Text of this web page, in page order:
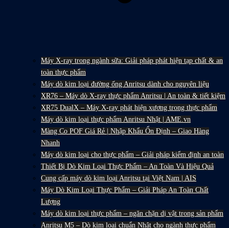
Máy X-ray trong ngành sữa: Giải pháp phát hiện tạp chất & an
toàn thực phẩm
Máy dò kim loại đường ống Anritsu dành cho nguyên liệu
XR76 – Máy dò X-ray thực phẩm Anritsu | An toàn & tiết kiệm
XR75 DualX – Máy X-ray phát hiện xương trong thực phẩm
Máy dò kim loại thực phẩm Anritsu Nhật | AME.vn
Màng Co POF Giá Rẻ | Nhập Khẩu Ổn Định – Giao Hàng
Nhanh
Máy dò kim loại cho thực phẩm – Giải pháp kiểm định an toàn
Thiết Bị Dò Kim Loại Thực Phẩm – An Toàn Và Hiệu Quả
Cung cấp máy dò kim loại Anritsu tại Việt Nam | AIS
Máy Dò Kim Loại Thực Phẩm – Giải Pháp An Toàn Chất
Lượng
Máy dò kim loại thực phẩm – ngăn chặn dị vật trong sản phẩm
Anritsu M5 – Dò kim loại chuẩn Nhật cho ngành thực phẩm